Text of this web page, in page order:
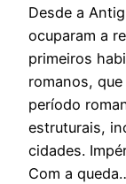
Desde a
ocuparam a
primeiros
romanos,
período
estruturais,
cidades.
Com a